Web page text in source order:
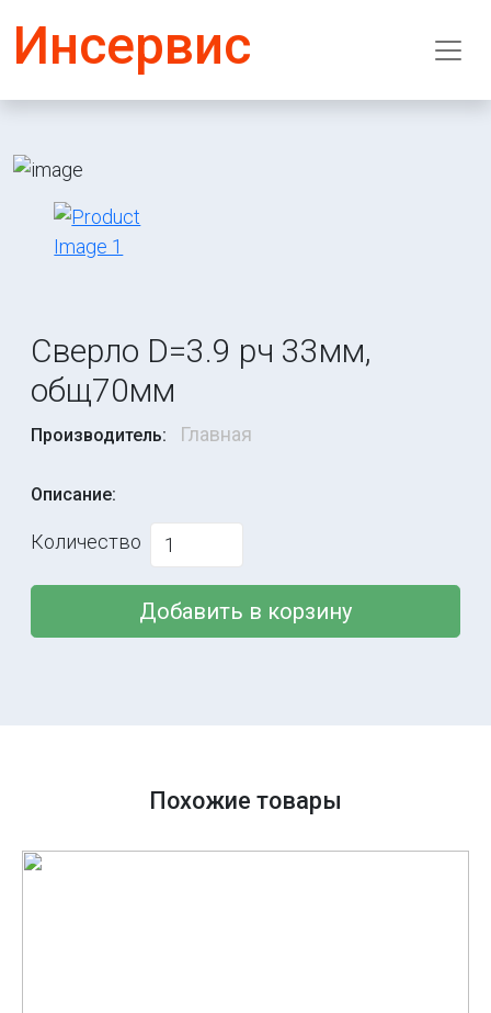
Инсервис
Сверло D=3.9 рч 33мм,
общ70мм
Производитель: Главная
Описание:
Количество
Добавить в корзину
Похожие товары